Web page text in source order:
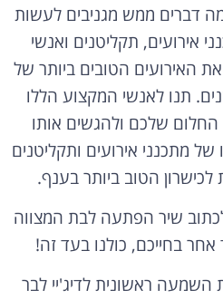
דברים ממש מגניבים לעשות
אירועים, תקליטנים ואנשי
האירועים הטובים ביותר של
תנו לאנשי המקצוע הללו
שלכם ולהגשים אותו
מתכנני אירועים ותקליטנים
שיר הפתעה לבת המצווה
אחר בחייכם, כולנו בעד זה!
ראשונית לדיג'יי לבר